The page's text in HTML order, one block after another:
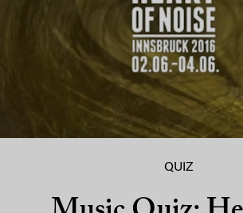
QUIZ